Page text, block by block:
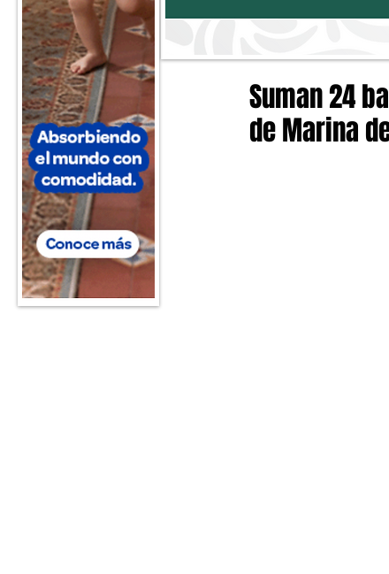
Suman 24
de Marina